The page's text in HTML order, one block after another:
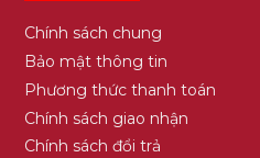
Chính sách chung
Bảo mật thông tin
Phương thức thanh toán
Chính sách giao nhận
Chính sách đổi trả